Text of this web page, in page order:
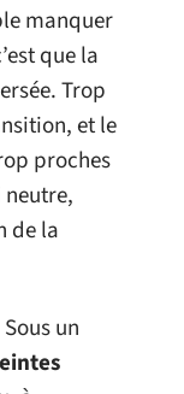
manquer
que la
Trop
et le
proches
de la
un